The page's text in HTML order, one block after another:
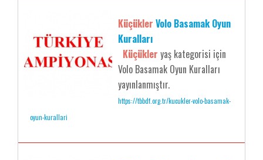
Küçükler Volo Basamak Oyun
Kuralları
Küçükler yaş kategorisi için
Volo Basamak Oyun Kuralları
yayınlanmıştır.
https://tbbdf.org.tr/kucukler-volo-basamak-
oyun-kurallari